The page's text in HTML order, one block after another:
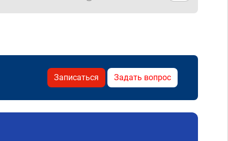
Записаться Задать вопрос